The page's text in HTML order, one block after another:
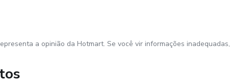
a opinião da Hotmart. Se você vir informações inadequadas,